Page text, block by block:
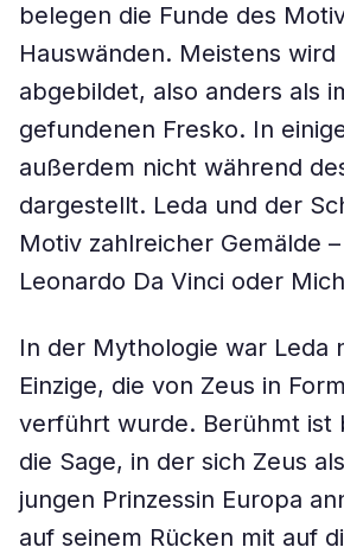
belegen die Funde des
Hauswänden. Meistens wird
abgebildet, also anders als
gefundenen Fresko. In
außerdem nicht während
dargestellt. Leda und der
Motiv zahlreicher Gemälde
Leonardo Da Vinci oder
In der Mythologie war Leda
Einzige, die von Zeus in
verführt wurde. Berühmt ist
die Sage, in der sich Zeus
jungen Prinzessin Europa
auf seinem Rücken mit auf